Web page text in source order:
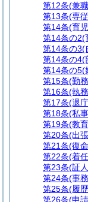
第12条(兼
第13条(専
第14条(育
第14条の2(
第14条の3(
第14条の4(
第14条の5(
第15条(勤
第16条(執
第17条(退
第18条(私
第19条(教
第20条(出
第21条(復
第22条(着
第23条(証
第24条(事
第25条(履
第26条(申